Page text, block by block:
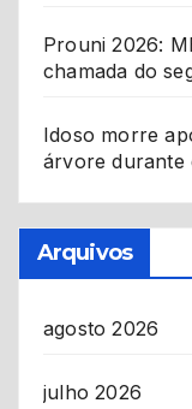
Prouni 2026:
chamada do
Idoso morre
árvore durante
Arquivos
agosto 2026
julho 2026